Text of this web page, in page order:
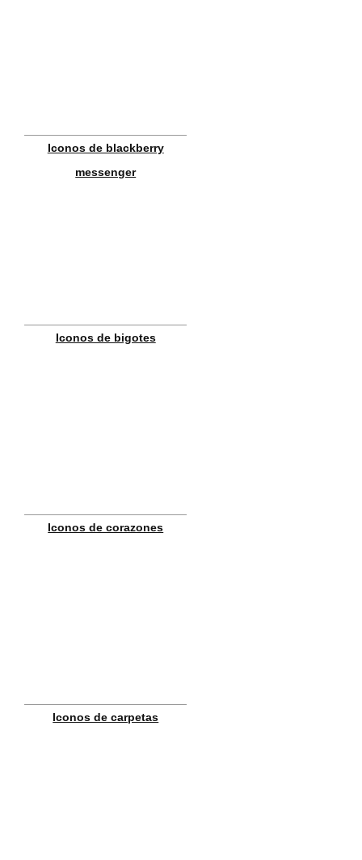
Iconos de blackberry
messenger
Iconos de bigotes
Iconos de corazones
Iconos de carpetas